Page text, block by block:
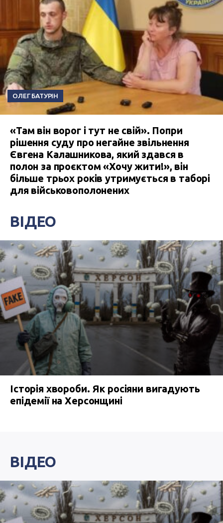
ОЛЕГ БАТУРІН
«Там він ворог і тут не свій». Попри
рішення суду про негайне звільнення
Євгена Калашникова, який здався в
полон за проєктом «Хочу жити!», він
більше трьох років утримується в таборі
для військовополонених
ВІДЕО
Історія хвороби. Як росіяни вигадують
епідемії на Херсонщині
ВІДЕО